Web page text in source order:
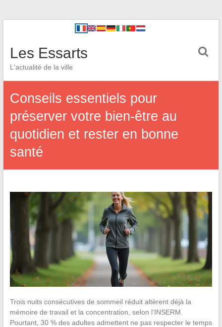
Les Essarts
L'actualité de la ville
Conseils essentiels pour
préserver votre bien-être au
quotidien et rester en bonne
santé
Trois nuits consécutives de sommeil réduit altèrent déjà la
mémoire de travail et la concentration, selon l’INSERM.
Pourtant, 30 % des adultes admettent ne pas respecter le temps